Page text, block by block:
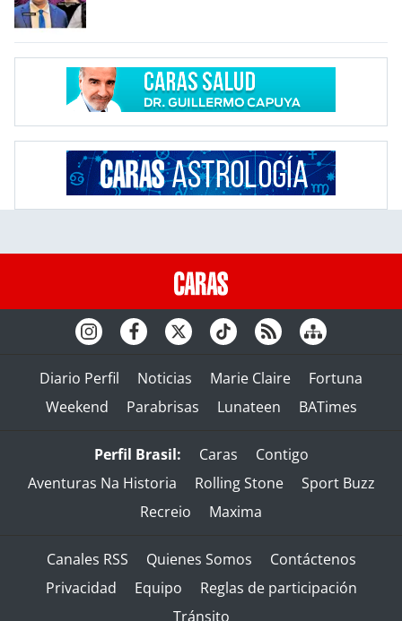
Diario Perfil Noticias Marie Claire
Fortuna
Weekend
Parabrisas Lunateen BATimes
Perfil Brasil: Caras
Contigo
Aventuras Na Historia
Rolling Stone
Sport Buzz
Recreio
Maxima
Canales RSS Quienes Somos
Contáctenos
Privacidad
Equipo
Reglas de participación
Tránsito